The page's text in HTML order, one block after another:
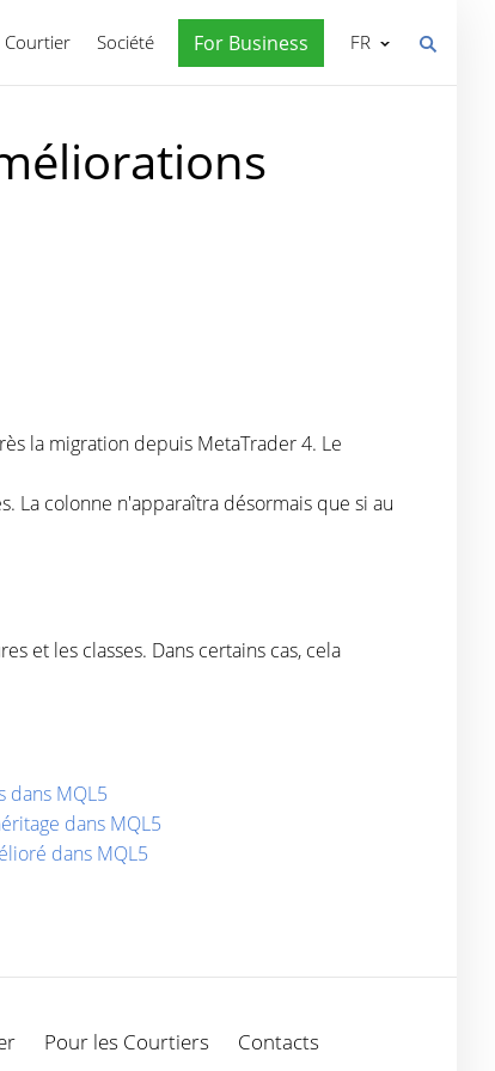
Courtier Société For Business FR
la migration depuis MetaTrader 4. Le
La colonne n'apparaîtra désormais que si au
et les classes. Dans certains cas, cela
dans MQL5
dans MQL5
dans MQL5
Pour les Courtiers Contacts